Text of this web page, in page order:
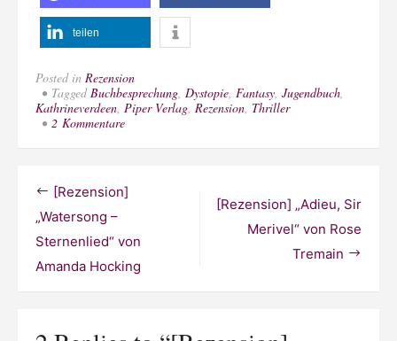
teilen
Posted in Rezension
TaggedBuchbesprechung, Dystopie, Fantasy, Jugendbuch,
Kathrineverdeen, Piper Verlag, Rezension, Thriller
2 Kommentarezu
–
Aufbruch“
Wells
Beitragsnavigation[Rezension] „Adieu, Sir
Merivel“ von Rose
Tremain
[Rezension]
„Watersong –
Sternenlied“ von
Amanda Hocking